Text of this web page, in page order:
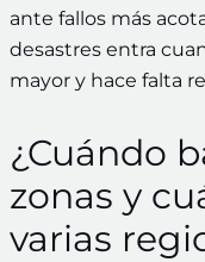
ante fallos más
desastres entra
mayor y hace falta
¿Cuándo
zonas y
varias